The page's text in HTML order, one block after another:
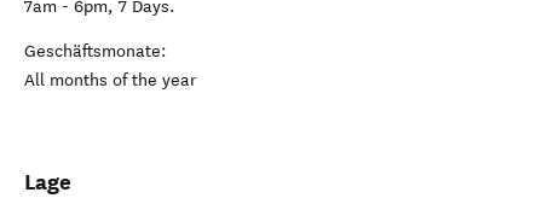
7am - 6pm, 7 Days.
Geschäftsmonate:
All months of the year
Lage